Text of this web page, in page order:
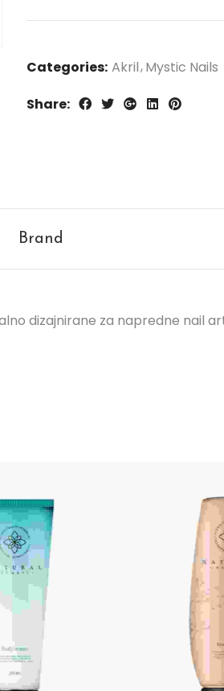
Categories: Akril Mystic Nails
Share:
Brand
dizajnirane za napredne nail